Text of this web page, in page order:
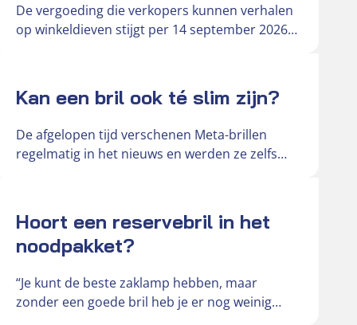
De vergoeding die verkopers kunnen verhalen
op winkeldieven stijgt per 14 september 2026
Kan een bril ook té slim zijn?
De afgelopen tijd verschenen Meta-brillen
regelmatig in het nieuws en werden ze zelfs
Hoort een reservebril in het
noodpakket?
“Je kunt de beste zaklamp hebben, maar
zonder een goede bril heb je er nog weinig